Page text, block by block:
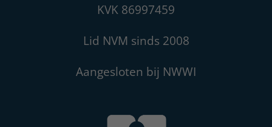
KVK 86997459
Lid NVM sinds 2008
Aangesloten bij NWWI